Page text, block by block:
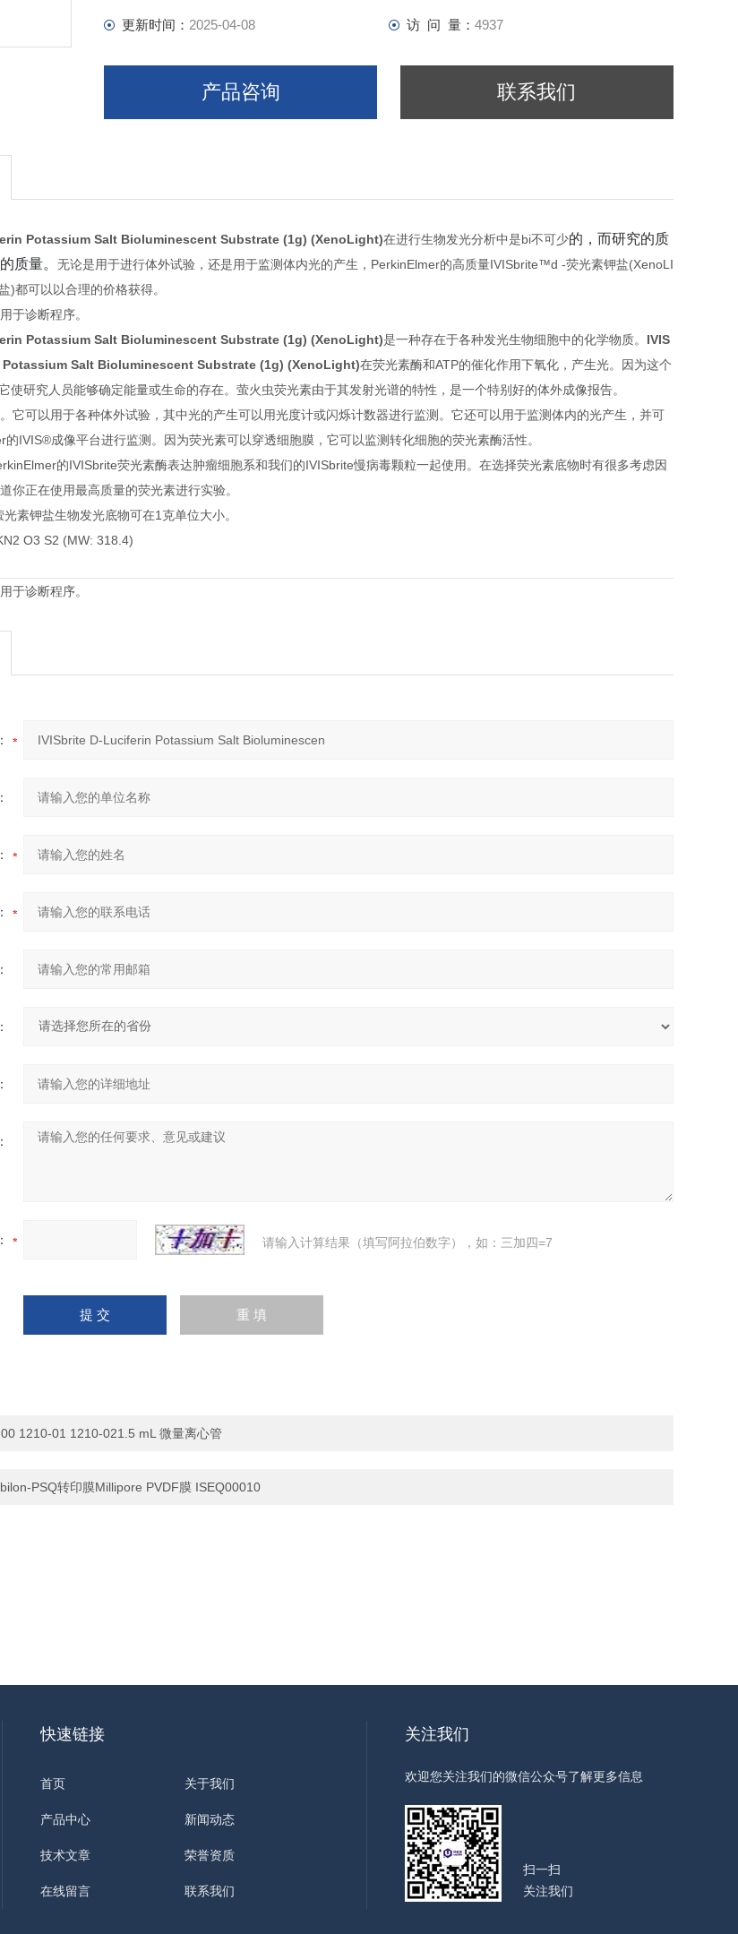
更新时间： 2025-04-08 访 问 量： 4937
产品咨询 联系我们
Potassium Salt Bioluminescent Substrate (1g) (XenoLight)在进行生物发光分析中是bi不可少的，而研究的质
质量。 无论是用于进行体外试验，还是用于监测体内光的产生，PerkinElmer的高质量IVISbrite™d -荧光素钾盐(XenoLI
都可以以合理的价格获得。
于诊断程序。
Potassium Salt Bioluminescent Substrate (1g) (XenoLight)是一种存在于各种发光生物细胞中的化学物质。 IVIS
Salt Bioluminescent Substrate (1g) (XenoLight)在荧光素酶和ATP的催化作用下氧化，产生光。
因为这个
使研究人员能够确定能量或生命的存在。 萤火虫荧光素由于其发射光谱的特性，是一个特别好的体外成像报告。
它可以用于各种体外试验，其中光的产生可以用光度计或闪烁计数器进行监测。 它还可以用于监测体内的光产生，并可
的IVIS®成像平台进行监测。
因为荧光素可以穿透细胞膜，它可以监测转化细胞的荧光素酶活性。
的IVISbrite荧光素酶表达肿瘤细胞系和我们的IVISbrite慢病毒颗粒一起使用。 在选择荧光素底物时有很多考虑因
你正在使用最高质量的荧光素进行实验。
素钾盐生物发光底物可在1克单位大小。
O3 S2 (MW: 318.4)
于诊断程序。
请输入计算结果（填写阿拉伯数字），如：三加四=7
1210-01 1210-021.5 mL 微量离心管
PSQ转印膜Millipore PVDF膜 ISEQ00010
快速链接
首页 关于我们
产品中心 新闻动态
技术文章 荣誉资质
在线留言 联系我们
关注我们
欢迎您关注我们的微信公众号了解更多信息
扫一扫
关注我们